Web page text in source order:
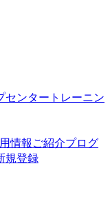
センター トレーニン
情報 ご紹介プログ
規登録